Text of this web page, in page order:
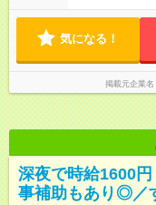
気になる！
掲載元企業名
深夜で時給1600
事補助もあり◎／